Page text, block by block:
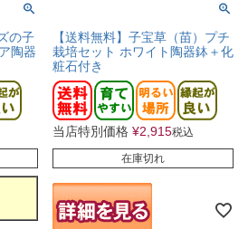
の子
陶器
【送料無料】子宝草（苗）プチ
栽培セット ホワイト陶器鉢＋化
粧石付き
当店特別価格 ¥2,915税込
在庫切れ